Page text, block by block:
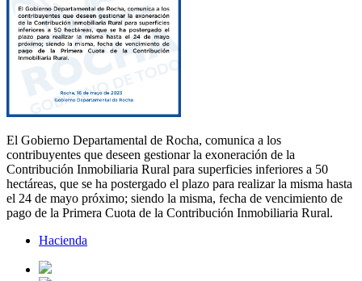
El Gobierno Departamental de Rocha, comunica a los
contribuyentes que deseen gestionar la exoneración de la
Contribución Inmobiliaria Rural para superficies inferiores a 50
hectáreas, que se ha postergado el plazo para realizar la misma hasta
el 24 de mayo próximo; siendo la misma, fecha de vencimiento de
pago de la Primera Cuota de la Contribución Inmobiliaria Rural.
Hacienda